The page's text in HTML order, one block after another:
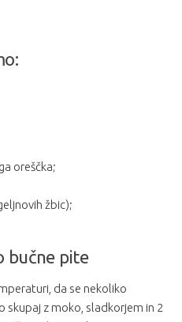
oreščka;
žbic);
bučne pite
da se nekoliko
z moko, sladkorjem in 2